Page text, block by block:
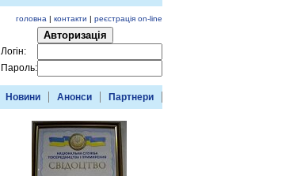
головна | контакти | реєстрація on-line
Авторизація
Логін:
Пароль:
Новини Анонси Партнери